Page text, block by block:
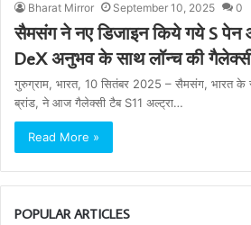
Bharat Mirror September 10, 2025 0
सैमसंग ने नए डिजाइन किये गये S
DeX अनुभव के साथ लॉन्‍च की
गुरुग्राम, भारत, 10 सितंबर 2025 – सैमसंग, भारत के
ब्रांड, ने आज गैलेक्सी टैब S11 अल्ट्रा…
Read More »
POPULAR ARTICLES